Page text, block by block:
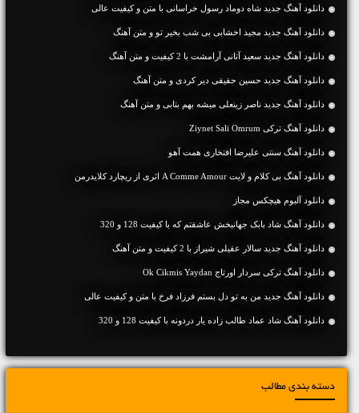
دانلود آهنگ جديد شاه دوماد رسول خراسانی با متن و کیفیت عالی
دانلود آهنگ جديد مجید اخشابی بی شب بخیر تو و متن آهنگ
دانلود آهنگ جديد سعید آتانی آرامشت با 2 کیفیت و متن آهنگ
دانلود آهنگ جديد حسین حقیقی دیر کردی و متن آهنگ
دانلود آهنگ جديد ناصر زینعلی میشه بهم بتابی و متن آهنگ
دانلود آهنگ ترکی Ziynet Sali Omrum
دانلود آهنگ سنتی علیرضا افتخاری همت آهو
دانلود آهنگ بی کلام و لایت A Comme Amour اثری از ریچارد کلایدرمن
دانلود آلبوم هیچکس مجاز
دانلود آهنگ شاد بابک جهانبخش عاشقتم که با کیفیت 128 و 320
دانلود آهنگ جديد سالار عقیلی شیراز با 2 کیفیت و متن آهنگ
دانلود آهنگ ترکی سردار اورتاج Ok Cikmis Yaydan
دانلود آهنگ جديد من به تو دل بستم فرزاد فرخ با متن و کیفیت عالی
دانلود آهنگ شاد عماد طالب زاده یار دردونه با کیفیت 128 و 320
دسته بندی مطالب